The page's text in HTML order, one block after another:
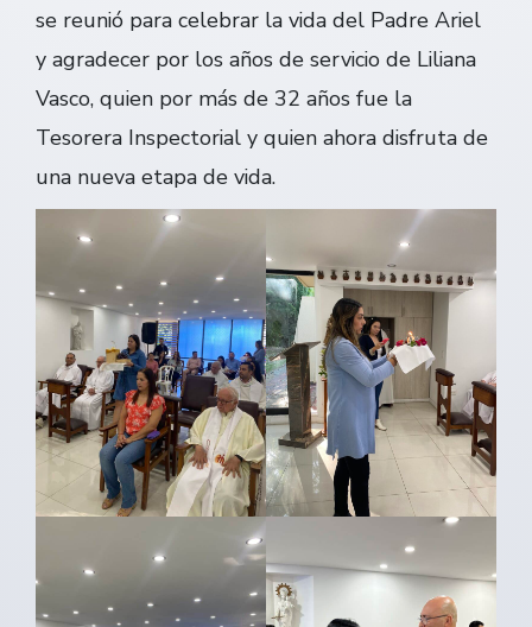
se reunió para celebrar la vida del Padre Ariel
y agradecer por los años de servicio de Liliana
Vasco, quien por más de 32 años fue la
Tesorera Inspectorial y quien ahora disfruta de
una nueva etapa de vida.